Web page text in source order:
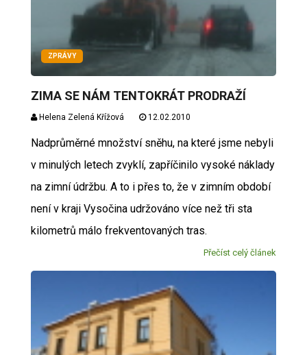
ZPRÁVY
ZIMA SE NÁM TENTOKRÁT PRODRAŽÍ
Helena Zelená Křížová 12.02.2010
Nadprůměrné množství sněhu, na které jsme nebyli
v minulých letech zvyklí, zapříčinilo vysoké náklady
na zimní údržbu. A to i přes to, že v zimním období
není v kraji Vysočina udržováno více než tři sta
kilometrů málo frekventovaných tras.
Přečíst celý článek